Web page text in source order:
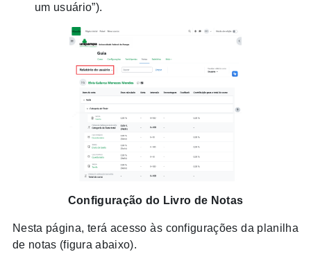
um usuário”).
Configuração do Livro de Notas
Nesta página, terá acesso às configurações da planilha
de notas (figura abaixo).